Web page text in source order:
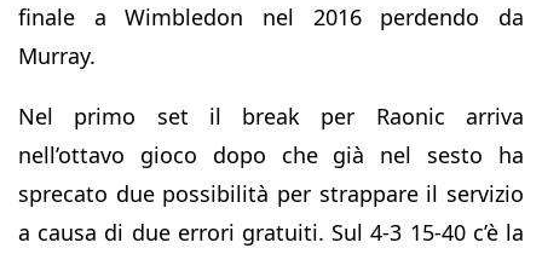
finale a Wimbledon nel 2016 perdendo da
Murray.
Nel primo set il break per Raonic arriva
nell’ottavo gioco dopo che già nel sesto ha
sprecato due possibilità per strappare il servizio
a causa di due errori gratuiti. Sul 4-3 15-40 c’è la